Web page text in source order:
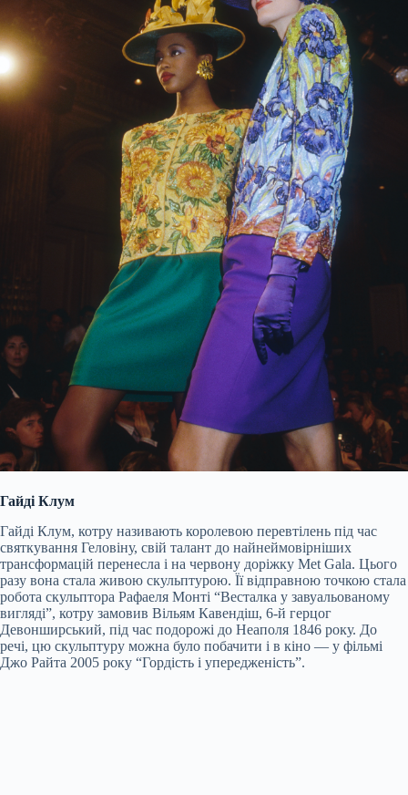
Гайді Клум
Гайді Клум, котру називають королевою перевтілень під час
святкування Геловіну, свій талант до найнеймовірніших
трансформацій перенесла і на червону доріжку Met Gala. Цього
разу вона стала живою скульптурою. Її відправною точкою стала
робота скульптора Рафаеля Монті “Весталка у завуальованому
вигляді”, котру замовив Вільям Кавендіш, 6-й герцог
Девонширський, під час подорожі до Неаполя 1846 року. До
речі, цю скульптуру можна було побачити і в кіно — у фільмі
Джо Райта 2005 року “Гордість і упередженість”.